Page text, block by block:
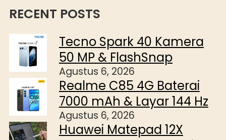
RECENT POSTS
Tecno Spark 40 Kamera
50 MP & FlashSnap
Agustus 6, 2026
Realme C85 4G Baterai
7000 mAh & Layar 144 Hz
Agustus 6, 2026
Huawei Matepad 12X